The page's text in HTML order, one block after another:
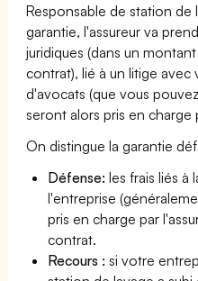
Responsable de station de
garantie, l'assureur va
juridiques (dans un
contrat), lié à un litige avec
d'avocats (que vous
seront alors pris en
On distingue la garantie
Défense: les frais liés à
l'entreprise
pris en charge par
contrat.
Recours : si votre